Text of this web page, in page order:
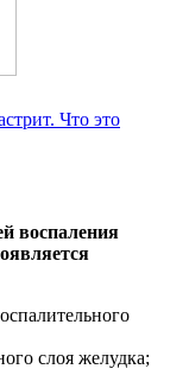
Что это
воспаления
слоя желудка;